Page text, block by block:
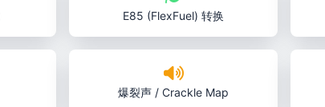
E85 (FlexFuel) 转换
爆裂声 / Crackle Map